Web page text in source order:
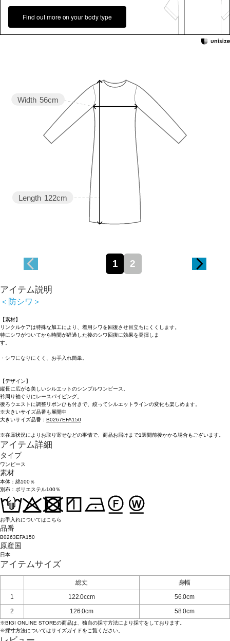
Find out more on your body type
Length 122cm
Width 56cm
1 2
アイテム説明
＜防シワ＞
【素材】
リンクルケアは特殊な加工により、着用シワを回復させ目立ちにくくします。
特にシワがついてから時間が経過した後のシワ回復に効果を発揮しま
・シワになりにくく、お手入れ簡単。
【デザイン】
縦長に広がる美しいシルエットのシンプルワンピース。
衿周り袖ぐりにレースパイピング。
後ろウエストに調整リボンひも付きで、絞ってシルエットラインの変化も楽しめます。
※大きいサイズ品番も展開中
大きいサイズ品番： B0267EFA150
※在庫状況によりお取り寄せなどの事情で、商品お届けまで1週間前後かかる場合もございます。
アイテム詳細
タイプ
ワンピース
素材
本体：綿100％
別布：ポリエステル100％
お手入れについてはこちら
品番
B0263EFA150
原産国
日本
アイテムサイズ
総丈
身幅
1
122.0ccm
56.0cm
2
126.0cm 58.0cm
※BIGI ONLINE STOREの商品は、独自の採寸方法により採寸をしております。
※採寸方法についてはサイズガイドをご覧ください。